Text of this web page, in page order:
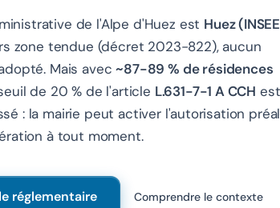
de l'Alpe d'Huez est Huez (INSEE
zone tendue (décret 2023-822), aucun
Mais avec~87-89 % de résidences
de 20 % de l'article L.631-7-1 A CCH
: la mairie peut activer l'autorisation
à tout moment.
réglementaire Comprendre le contexte